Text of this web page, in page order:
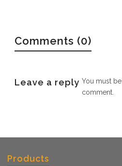
Comments (0)
Leave a reply You must be
comment.
Products